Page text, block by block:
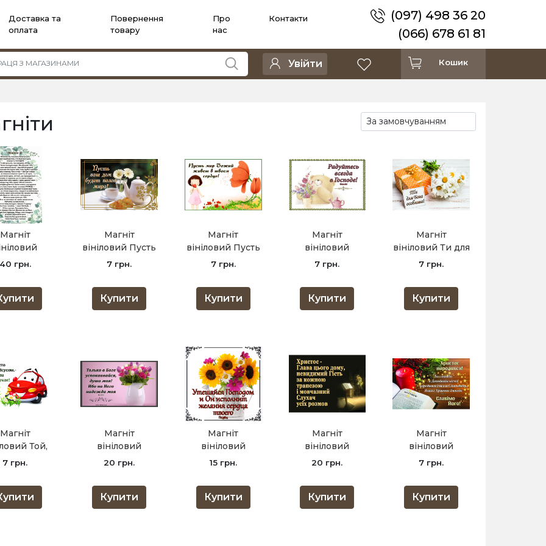
Доставка та
оплата
Повернення
товару
Про
нас
Контакти
(097) 498 36 20
(066) 678 61 81
Увійти Кошик
Магніт
90
40 грн.
Магніт
вініловий Пусть
ваш дом будет
7 грн.
Купити
Магніт
вініловий Пусть
мир Божий
сердце /5х7/ рос
7 грн.
Купити
Магніт
вініловий
Радуйтесь
господе /5х7/
рос
7 грн.
Купити
Магніт
вініловий Ти для
Бога особлива!
7 грн.
Купити
Магніт
Той,
слідує за
7 грн.
Магніт
вініловий
Только в Боге
душа моя /8х15/
рос
20 грн.
Купити
Магніт
вініловий
Утешайся
рос
15 грн.
Купити
Магніт
вініловий
Христос - Глава
/8х15/
20 грн.
Купити
Магніт
вініловий
Христос
7 грн.
Купити